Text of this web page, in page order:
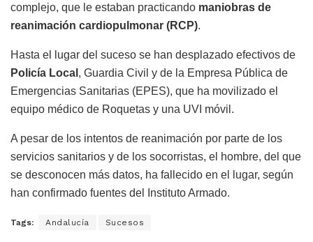
complejo, que le estaban practicando maniobras de
reanimación cardiopulmonar (RCP).
Hasta el lugar del suceso se han desplazado efectivos de
Policía Local , Guardia Civil y de la Empresa Pública de
Emergencias Sanitarias (EPES), que ha movilizado el
equipo médico de Roquetas y una UVI móvil.
A pesar de los intentos de reanimación por parte de los
servicios sanitarios y de los socorristas, el hombre, del que
se desconocen más datos, ha fallecido en el lugar, según
han confirmado fuentes del Instituto Armado.
Tags: Andalucía Sucesos